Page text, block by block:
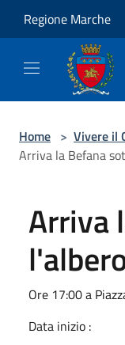
Regione Marche
Home > Vivere il
Arriva la Befana
Arriva
Ore 17:00 a
Data inizio :